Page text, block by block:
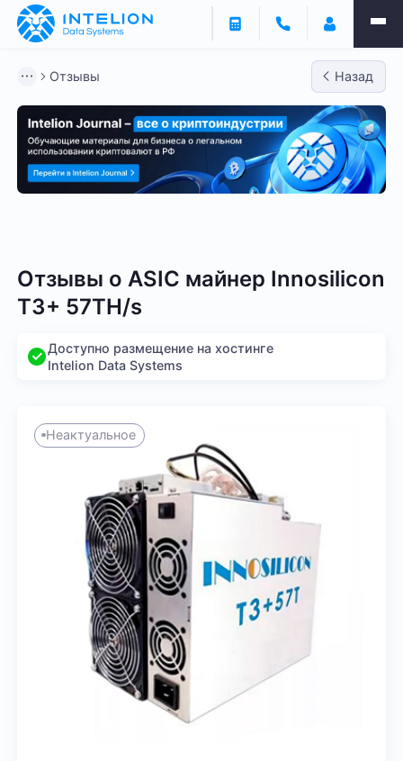
Отзывы Назад
Отзывы о ASIC майнер Innosilicon
T3+ 57TH/s
Доступно размещение на хостинге
Intelion Data Systems
Неактуальное